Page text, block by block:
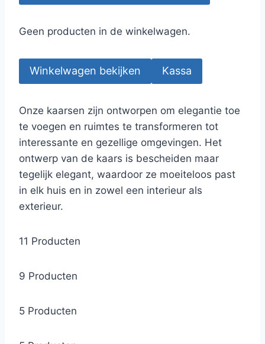
Geen producten in de winkelwagen.
Winkelwagen bekijken Kassa
Onze kaarsen zijn ontworpen om elegantie toe
te voegen en ruimtes te transformeren tot
interessante en gezellige omgevingen. Het
ontwerp van de kaars is bescheiden maar
tegelijk elegant, waardoor ze moeiteloos past
in elk huis en in zowel een interieur als
exterieur.
11 Producten
9 Producten
5 Producten